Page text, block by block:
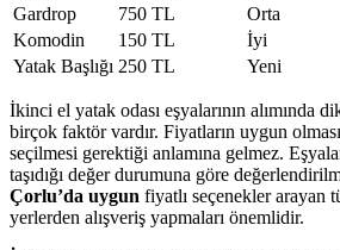
Gardrop
750 TL
Orta
Komodin
150 TL
İyi
Yatak Başlığı 250 TL Yeni
İkinci el yatak odası eşyalarının alımında
birçok faktör vardır. Fiyatların uygun
seçilmesi gerektiği anlamına gelmez.
taşıdığı değer durumuna göre
Çorlu’da uygun fiyatlı seçenekler arayan
yerlerden alışveriş yapmaları önemlidir.